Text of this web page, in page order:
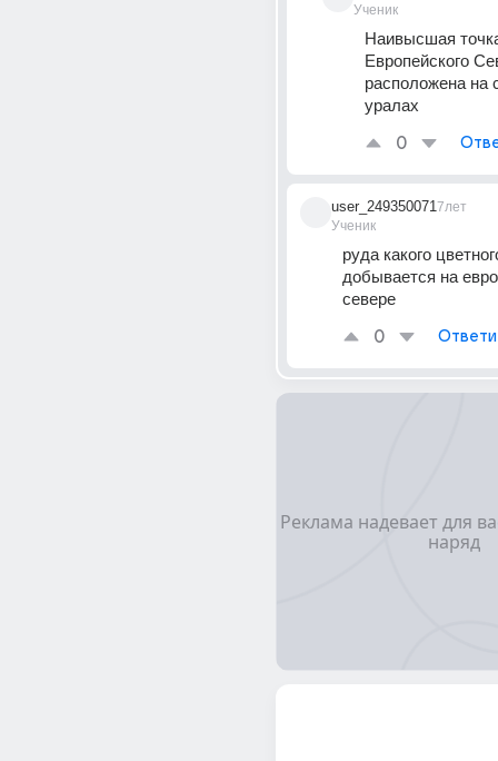
Ученик
Наивысшая
Европейского
расположена на
уралах
0
user_249350071
Ученик
7лет
руда какого
добывается на
севере
0